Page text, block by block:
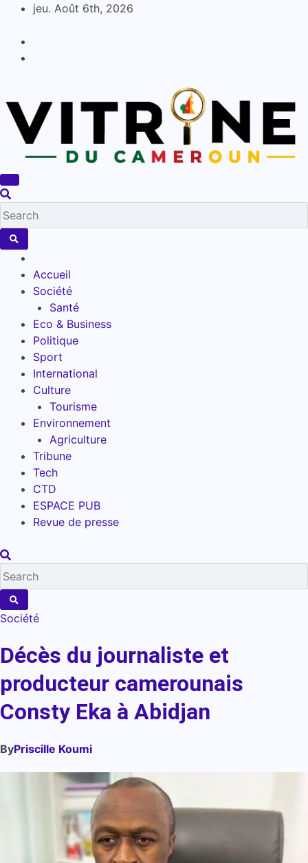
Skip
content
jeu. Août 6th, 2026
Accueil
Société
Santé
Eco & Business
Politique
Sport
International
Culture
Tourisme
Environnement
Agriculture
Tribune
Tech
CTD
ESPACE PUB
Revue de presse
Société
Décès du journaliste et
producteur camerounais
Consty Eka à Abidjan
ByPriscille Koumi